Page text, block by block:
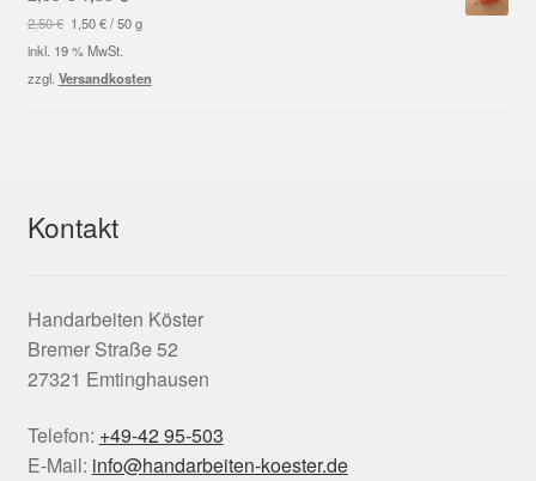
Preis
war:
2,50 €
Preis
1,50 €.
2,50€ 1,50€/50 g
inkl. 19 % MwSt.
zzgl. Versandkosten
Kontakt
Handarbeiten Köster
Bremer Straße 52
27321 Emtinghausen
Telefon: +49-42 95-503
E-Mail: info@handarbeiten-koester.de